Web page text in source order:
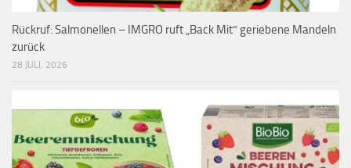
Rückruf: Salmonellen – IMGRO ruft „Back Mit“ geriebene Mandeln
zurück
28 JULI, 2026